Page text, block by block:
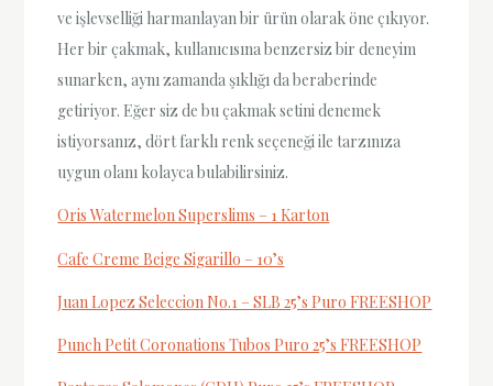
ve işlevselliği harmanlayan bir ürün olarak öne çıkıyor.
Her bir çakmak, kullanıcısına benzersiz bir deneyim
sunarken, aynı zamanda şıklığı da beraberinde
getiriyor. Eğer siz de bu çakmak setini denemek
istiyorsanız, dört farklı renk seçeneği ile tarzınıza
uygun olanı kolayca bulabilirsiniz.
Oris Watermelon Superslims – 1 Karton
Cafe Creme Beige Sigarillo – 10’s
Juan Lopez Seleccion No.1 – SLB 25’s Puro FREESHOP
Punch Petit Coronations Tubos Puro 25’s FREESHOP